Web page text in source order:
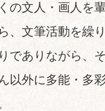
の文人・画人を
、文筆活動を繰
でありながら、
以外に多能・多